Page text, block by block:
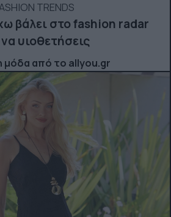
TRENDS
βάλει στο fashion radar
υιοθετήσεις
μόδα από το allyou.gr